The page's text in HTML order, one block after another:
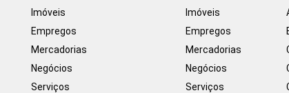
Imóveis
Empregos
Mercadorias
Negócios
Serviços
Imóveis
Empregos
Mercadorias
Negócios
Serviços